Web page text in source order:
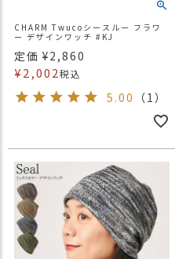
CHARM Twucoシースルー フラワ
ー デザインワッチ #KJ
定価 ¥2,860
¥2,002税込
5.00 （1）